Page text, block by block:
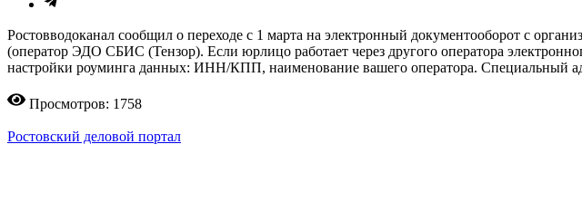
Ростовводоканал сообщил о переходе с 1 марта на электронный документооборот с
(оператор ЭДО СБИС (Тензор). Если юрлицо работает через другого оператора
настройки роуминга данных: ИНН/КПП, наименование вашего оператора. Специальный
Просмотров: 1758
Ростовский деловой портал